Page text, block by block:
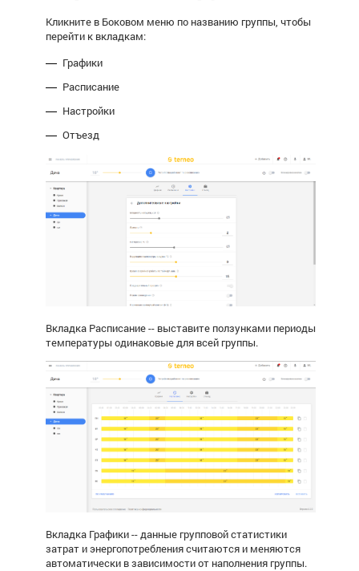
Кликните в Боковом меню по названию группы, чтобы
перейти к вкладкам:
Графики
Расписание
Настройки
Отъезд
Вкладка Расписание -- выставите ползунками периоды
температуры одинаковые для всей группы.
Вкладка Графики --данные групповой статистики
затрат и энергопотребления считаются и меняются
автоматически в зависимости от наполнения группы.